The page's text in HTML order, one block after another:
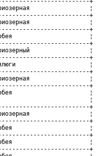
Приозерная                 ¦
+
Приозерная                 ¦
+
¦д. Добея                      ¦
+
Приозерный                 ¦
+
Лялюги                     ¦
+
Приозерная                 ¦
+
Добея                      ¦
¦
+
Приозерная                 ¦
+
Добея                      ¦
+
Добея                      ¦
+